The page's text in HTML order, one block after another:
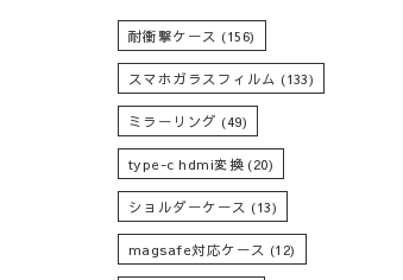
耐衝撃ケース (156)
スマホガラスフィルム (133)
ミラーリング (49)
type-c hdmi変換(20)
ショルダーケース (13)
magsafe対応ケース (12)